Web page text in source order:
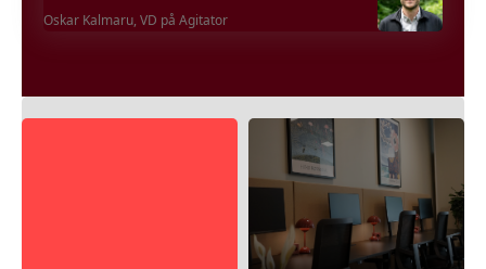
Oskar Kalmaru, VD på Agitator